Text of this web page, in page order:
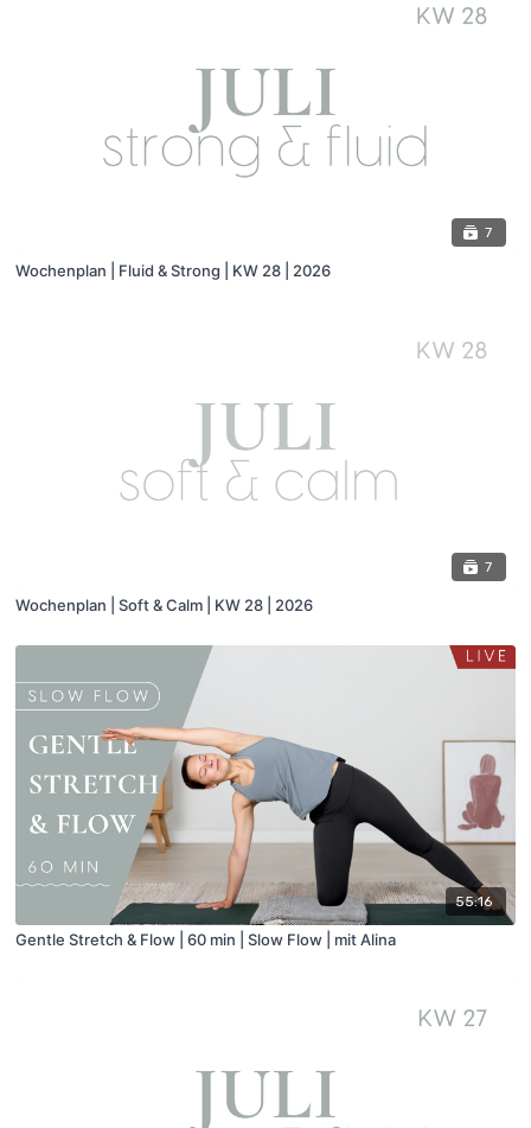
7
Wochenplan | Fluid & Strong | KW 28 | 2026
7
Wochenplan | Soft & Calm | KW 28 | 2026
55:16
Gentle Stretch & Flow | 60 min | Slow Flow | mit Alina